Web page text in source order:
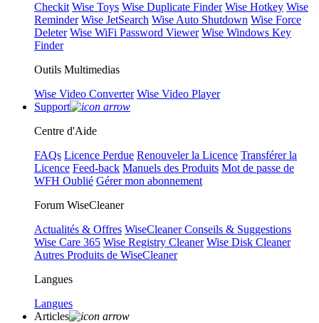
Checkit Wise Toys Wise Duplicate Finder Wise Hotkey Wise
Reminder Wise JetSearch Wise Auto Shutdown Wise Force
Deleter Wise WiFi Password Viewer Wise Windows Key
Finder
Outils Multimedias
Wise Video Converter Wise Video Player
Support
Centre d'Aide
FAQs Licence Perdue Renouveler la Licence Transférer la
Licence Feed-back Manuels des Produits Mot de passe de
WFH Oublié Gérer mon abonnement
Forum WiseCleaner
Actualités & Offres WiseCleaner Conseils & Suggestions
Wise Care 365 Wise Registry Cleaner Wise Disk Cleaner
Autres Produits de WiseCleaner
Langues
Langues
Articles